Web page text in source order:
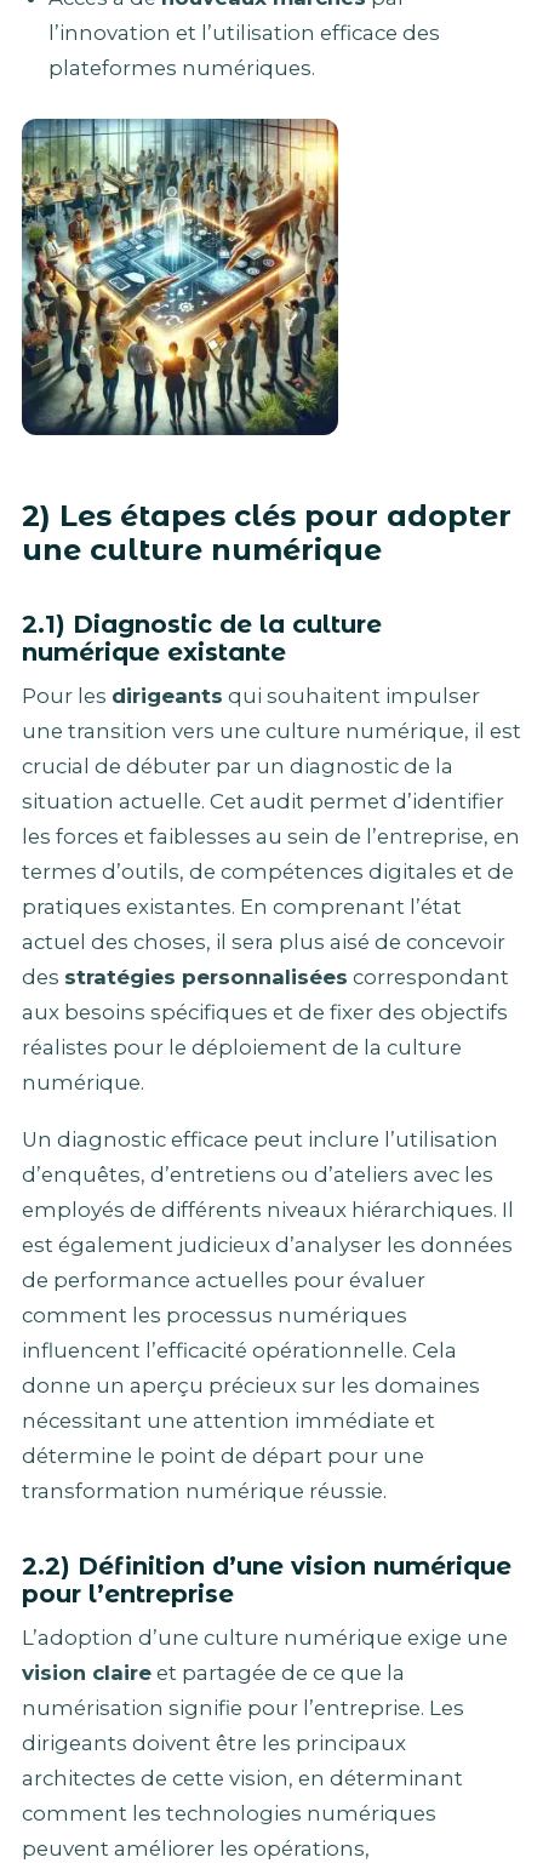
l’innovation et l’utilisation efficace des
plateformes numériques.
2) Les étapes clés pour adopter
une culture numérique
2.1) Diagnostic de la culture
numérique existante
Pour les dirigeants qui souhaitent impulser
une transition vers une culture numérique, il est
crucial de débuter par un diagnostic de la
situation actuelle. Cet audit permet d’identifier
les forces et faiblesses au sein de l’entreprise, en
termes d’outils, de compétences digitales et de
pratiques existantes. En comprenant l’état
actuel des choses, il sera plus aisé de concevoir
des stratégies personnalisées correspondant
aux besoins spécifiques et de fixer des objectifs
réalistes pour le déploiement de la culture
numérique.
Un diagnostic efficace peut inclure l’utilisation
d’enquêtes, d’entretiens ou d’ateliers avec les
employés de différents niveaux hiérarchiques. Il
est également judicieux d’analyser les données
de performance actuelles pour évaluer
comment les processus numériques
influencent l’efficacité opérationnelle. Cela
donne un aperçu précieux sur les domaines
nécessitant une attention immédiate et
détermine le point de départ pour une
transformation numérique réussie.
2.2) Définition d’une vision numérique
pour l’entreprise
L’adoption d’une culture numérique exige une
vision claire et partagée de ce que la
numérisation signifie pour l’entreprise. Les
dirigeants doivent être les principaux
architectes de cette vision, en déterminant
comment les technologies numériques
peuvent améliorer les opérations,